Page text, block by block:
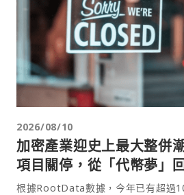
2026/08/10
加密產業迎史上最大整併
項目關停，從「代幣夢」
根據RootData數據，今年已有超過